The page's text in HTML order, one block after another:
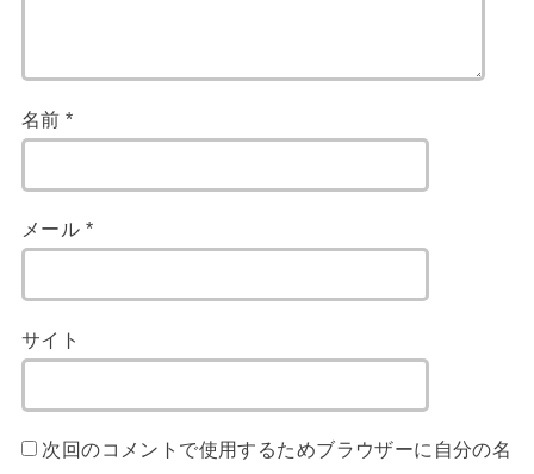
名前*
メール *
サイト
次回のコメントで使用するためブラウザーに自分の名